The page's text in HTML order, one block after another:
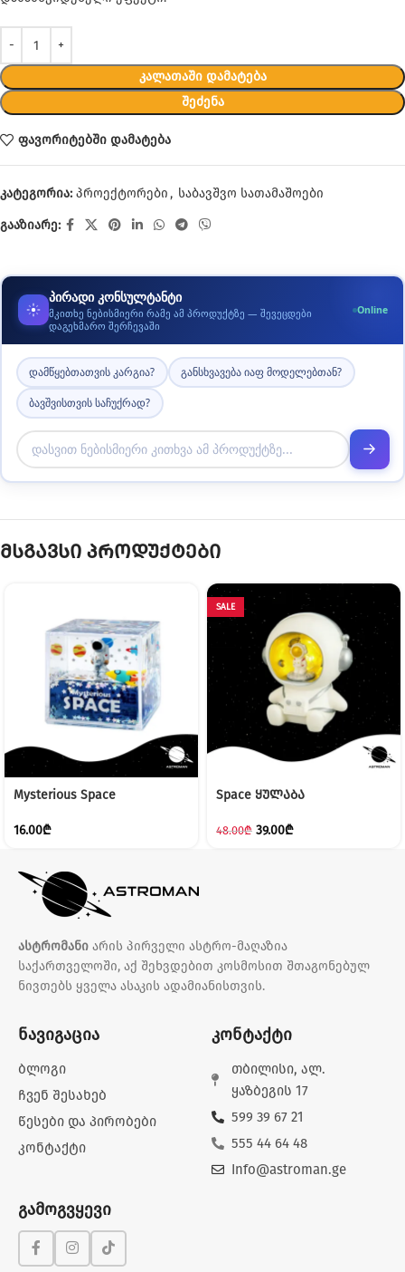
ᲙᲐᲚᲐᲗᲐᲨᲘ ᲓᲐᲛᲐᲢᲔᲑᲐ
ᲨᲔᲫᲔᲜᲐ
ფავორიტებში დამატება
კატეგორია: პროექტორები, საბავშვო სათამაშოები
გააზიარე:
პირადი კონსულტანტი
მკითხე ნებისმიერი რამე ამ პროდუქტზე — შევეცდები
დაგეხმარო შერჩევაში
Online
დამწყებთათვის კარგია? განსხვავება იაფ მოდელებთან?
ბავშვისთვის საჩუქრად?
მსგავსი პროდუქტები
Mysterious Space
16.00₾
SALE
Space ყულაბა
48.00₾ 39.00₾
ასტრომანი არის პირველი ასტრო-მაღაზია
საქართველოში, აქ შეხვდებით კოსმოსით შთაგონებულ
ნივთებს ყველა ასაკის ადამიანისთვის.
ნავიგაცია
ბლოგი
ჩვენ შესახებ
წესები და პირობები
კონტაქტი
კონტაქტი
თბილისი, ალ.
ყაზბეგის 17
599 39 67 21
555 44 64 48
Info@astroman.ge
გამოგვყევი